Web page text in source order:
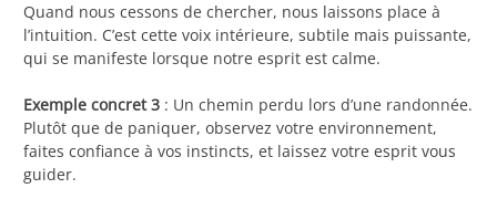
Quand nous cessons de chercher, nous laissons place à
l’intuition. C’est cette voix intérieure, subtile mais puissante,
qui se manifeste lorsque notre esprit est calme.
Exemple concret 3 : Un chemin perdu lors d’une randonnée.
Plutôt que de paniquer, observez votre environnement,
faites confiance à vos instincts, et laissez votre esprit vous
guider.